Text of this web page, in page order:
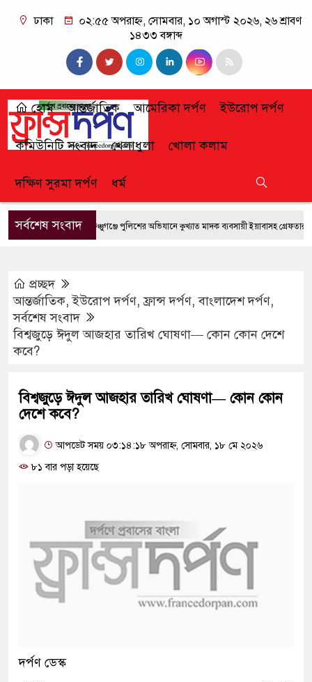
ঢাকা
০২:৫৫ অপরাহ্ন, সোমবার, ১০ অগাস্ট ২০২৬, ২৬ শ্রাবণ
১৪৩৩ বঙ্গাব্দ
হোম আন্তর্জাতিক আমেরিকা দর্পণ ইউরোপ দর্পণ
কমিউনিটি সংবাদ খেলাধুলা খোলা কলাম
দক্ষিণ সুরমা দর্পণ ধর্ম
সর্বশেষ সংবাদফেঞ্চুগঞ্জে পুলিশের অভিযানে কুখ্যাত মাদক ব্যবসায়ী ইয়াবাসহ গ্রেফতার
প্রচ্ছদ
আন্তর্জাতিক,ইউরোপ দর্পণ,ফ্রান্স দর্পণ,বাংলাদেশ দর্পণ,
সর্বশেষ সংবাদ
বিশ্বজুড়ে ঈদুল আজহার তারিখ ঘোষণা— কোন কোন দেশে
কবে?
বিশ্বজুড়ে ঈদুল আজহার তারিখ ঘোষণা— কোন কোন
দেশে কবে?
আপডেট সময় ০৩:১৪:১৮ অপরাহ্ন, সোমবার, ১৮ মে ২০২৬
৮১ বার পড়া হয়েছে
দর্পণ ডেস্ক